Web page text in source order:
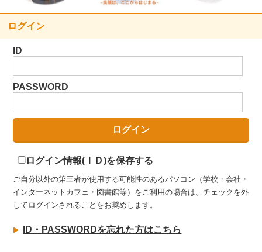
ログイン
ID
PASSWORD
ログイン情報(ＩＤ)を保存する
ご自分以外の第三者が使用する可能性のあるパソコン（学校・会社・
インターネットカフェ・図書館等）をご利用の場合は、チェックを外
してログインされることをお奨めします。
ID・PASSWORDを忘れた方はこちら